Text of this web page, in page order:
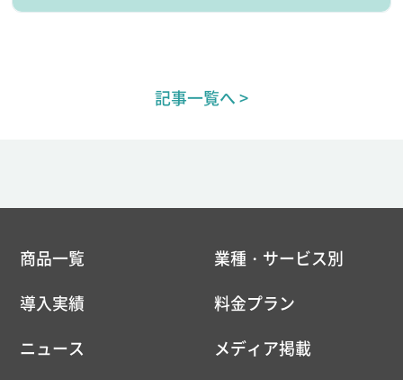
記事一覧へ >
商品一覧
業種・サービス別
導入実績
料金プラン
ニュース
メディア掲載